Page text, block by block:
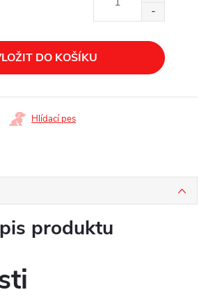
DO KOŠÍKU
Hlídací pes
produktu